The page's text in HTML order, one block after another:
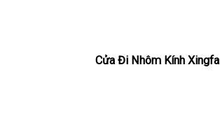
Cửa Đi Nhôm Kính Xingfa